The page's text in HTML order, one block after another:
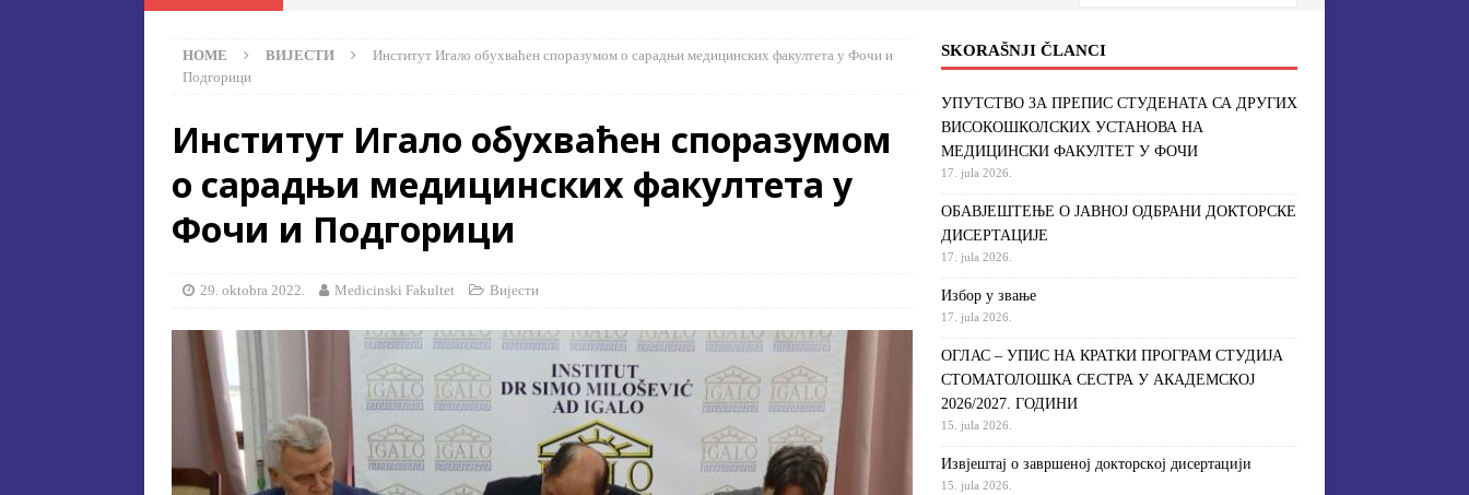
МЕДИЦИНСКИ ФАКУЛТЕТ УНИВЕРЗИТЕТА У ИСТОЧНОМ САРАЈЕВУ
ОБАВЈЕШТЕЊЕ О ЈАВНОЈ ОДБРАНИ ДОКТОРСКЕ ДИСЕРТАЦИЈЕ
[ 17. jula 2026. ] Избор у звање ОБАВЈЕШТЕЊА
[ 15. jula 2026. ] ОГЛАС – УПИС НА КРАТКИ ПРОГРАМ СТУДИЈА СТОМАТОЛОШКА СЕСТРА У
АКАДЕМСКОЈ 2026/2027. ГОДИНИ
[ 15. jula 2026. ] Извjeштaj o зaвршeнoj дoктoрскoj дисeртaциjи
[ 29. oktobra 2025. ] КОНАЧНА РАНГ ЛИСТА, ПРВИ УПИСНИ РОК ДРУГИ ЦИКЛУС СТУДИЈА –
HOME ВИЈЕСТИ
Институт Игало обухваћен споразумом о сарадњи медицинских факултета у Фочи и
Подгорици
Институт Игало обухваћен споразумом
о сарадњи медицинских факултета у
Фочи и Подгорици
29. oktobra 2022. Medicinski Fakultet Вијести
SKORAŠNJI ČLANCI
УПУТСТВО ЗА ПРЕПИС СТУДЕНАТА СА ДРУГИХ
ВИСОКОШКОЛСКИХ УСТАНОВА НА
МЕДИЦИНСКИ ФАКУЛТЕТ У ФОЧИ
17. jula 2026.
ОБАВЈЕШТЕЊЕ О ЈАВНОЈ ОДБРАНИ ДОКТОРСКЕ
ДИСЕРТАЦИЈЕ
17. jula 2026.
Избор у звање
17. jula 2026.
ОГЛАС – УПИС НА КРАТКИ ПРОГРАМ СТУДИЈА
СТОМАТОЛОШКА СЕСТРА У АКАДЕМСКОЈ
2026/2027. ГОДИНИ
15. jula 2026.
Извjeштaj o зaвршeнoj дoктoрскoj дисeртaциjи
15. jula 2026.